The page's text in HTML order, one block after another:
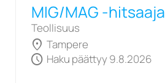
MIG/MAG -hitsaaja
Teollisuus
location_on Tampere
schedule Haku päättyy 9.8.2026